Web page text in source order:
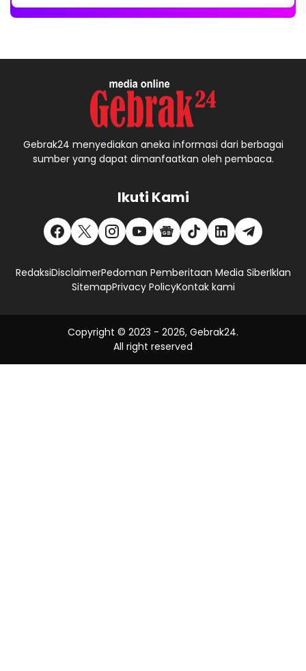
Gebrak24 menyediakan aneka informasi dari berbagai
sumber yang dapat dimanfaatkan oleh pembaca.
Ikuti Kami
RedaksiDisclaimerPedoman Pemberitaan Media SiberIklan
SitemapPrivacy PolicyKontak kami
Copyright © 2023 - 2026, Gebrak24.
All right reserved